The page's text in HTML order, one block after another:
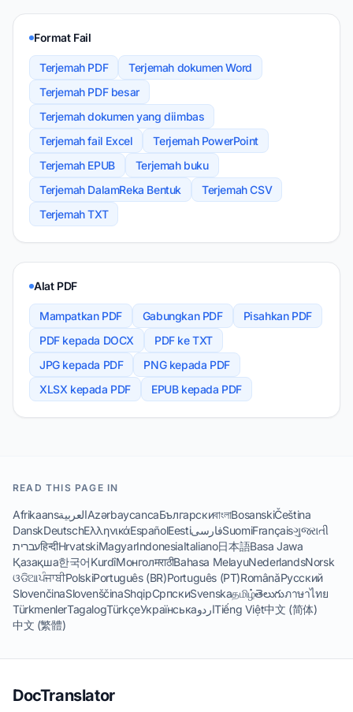
Format Fail
Terjemah PDF
Terjemah dokumen Word
Terjemah PDF besar
Terjemah dokumen yang diimbas
Terjemah fail Excel
Terjemah PowerPoint
Terjemah EPUB
Terjemah buku
Terjemah DalamReka Bentuk
Terjemah CSV
Terjemah TXT
Alat PDF
Mampatkan PDF Gabungkan PDF
Pisahkan PDF
PDF kepada DOCX
PDF ke TXT
JPG kepada PDF
PNG kepada PDF
XLSX kepada PDF
EPUB kepada PDF
READ THIS PAGE IN
AfrikaansالعربيةAzərbaycancaБългарскиবাংলাBosanskiČeština
DanskDeutschΕλληνικάEspañolEestiفارسیSuomiFrançaisગુજરાતી
עבריתहिन्दीHrvatskiMagyarIndonesiaItaliano日本語Basa Jawa
Қазақша한국어KurdîМонголमराठीBahasa MelayuNederlandsNorsk
ଓଡିଆਪੰਜਾਬੀPolskiPortuguês (BR)Português (PT)RomânăРусский
SlovenčinaSlovenščinaShqipСрпскиSvenskaதமிழ்తెలుగుภาษาไทย
TürkmenlerTagalogTürkçeУкраїнськаاردوTiếng Việt中文 (简体)
中文 (繁體)
DocTranslator